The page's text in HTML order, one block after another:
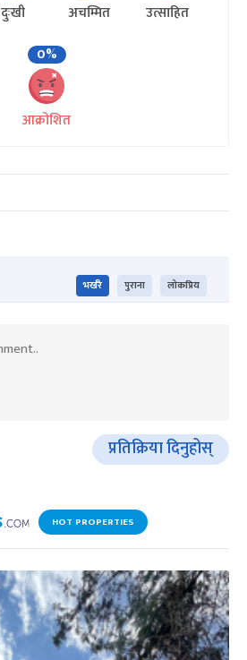
दुःखी अचम्मित
उत्साहित
0%
आक्रोशित
भर्खरै पुराना लोकप्रिय
प्रतिक्रिया दिनुहोस्
HOT PROPERTIES